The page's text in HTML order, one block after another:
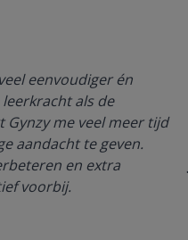
eenvoudiger én
als de
Gynzy me veel meer tijd
aandacht te geven.
en extra
voorbij.